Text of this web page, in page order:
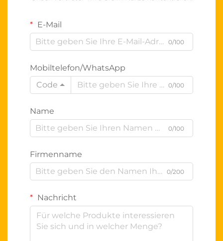
E-Mail
0/100
Mobiltelefon/WhatsApp
Code
0/100
Name
0/100
Firmenname
0/200
Nachricht